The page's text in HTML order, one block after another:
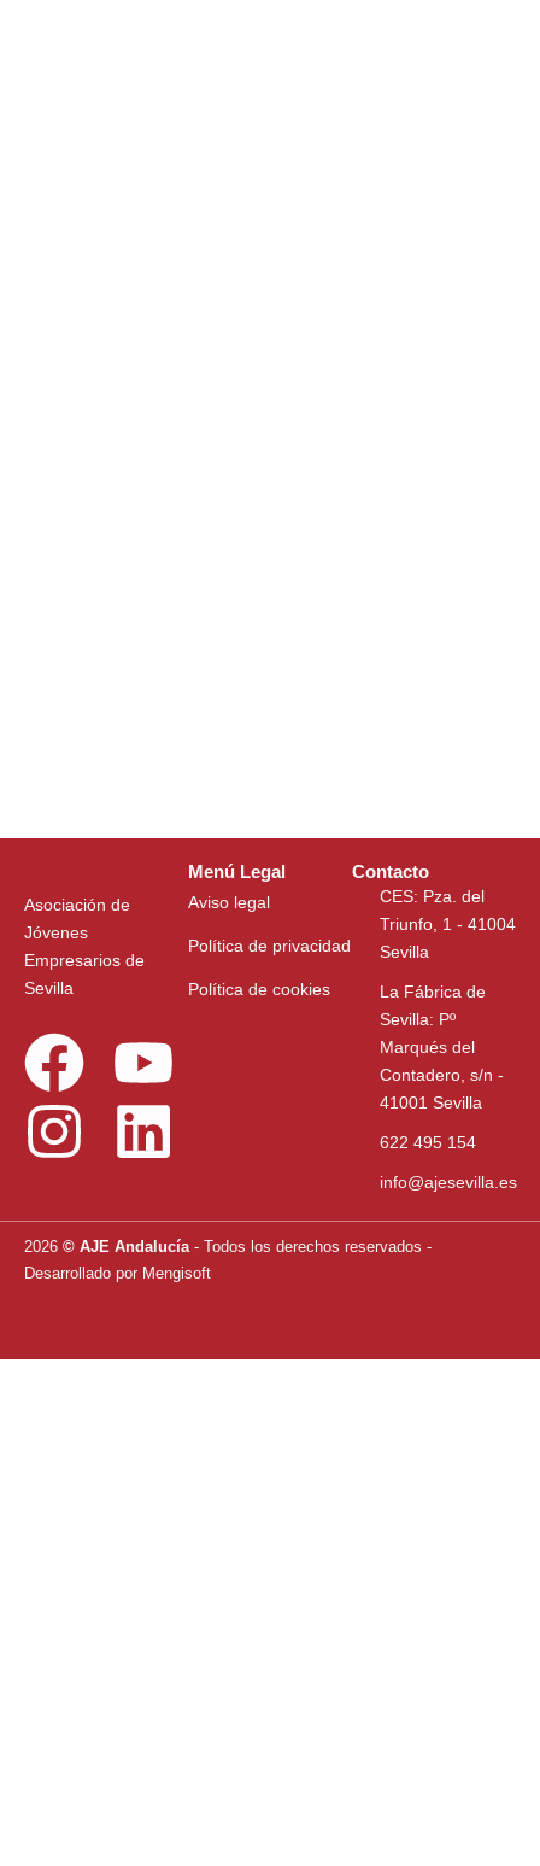
Asociación de
Jóvenes
Empresarios de
Sevilla
F
a
c
e
b
o
Y
o
u
t
u
b
I
n
s
t
a
g
L
i
n
k
e
d
Menú Legal
Aviso legal
Política de privacidad
Política de cookies
Contacto
CES: Pza. del
Triunfo, 1 - 41004
Sevilla
La Fábrica de
Sevilla: Pº
Marqués del
Contadero, s/n -
41001 Sevilla
622 495 154
info@ajesevilla.es
2026 © AJE Andalucía - Todos los derechos reservados -
Desarrollado por Mengisoft